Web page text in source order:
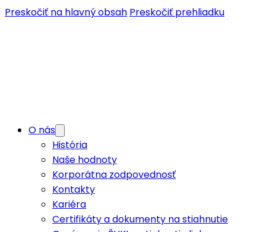
Preskočiť na hlavný obsah Preskočiť prehliadku
O nás
História
Naše hodnoty
Korporátna zodpovednosť
Kontakty
Kariéra
Certifikáty a dokumenty na stiahnutie